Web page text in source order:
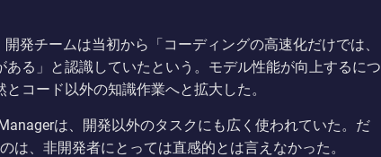
発チームは当初から「コーディングの高速化だけでは、
る」と認識していたという。モデル性能が向上するにつ
コード以外の知識作業へと拡大した。
は、開発以外のタスクにも広く使われていた。だ
は、非開発者にとっては直感的とは言えなかった。